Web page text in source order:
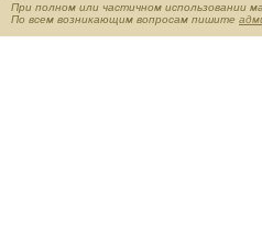
При полном или частичном использовании
По всем возникающим вопросам пишите